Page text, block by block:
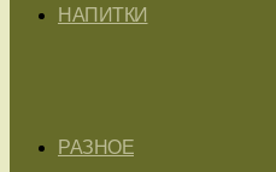
НАПИТКИ
РАЗНОЕ